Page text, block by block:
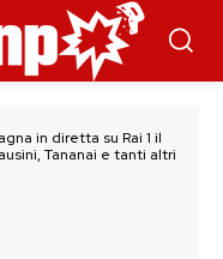
in diretta su Rai 1 il
Tananai e tanti altri